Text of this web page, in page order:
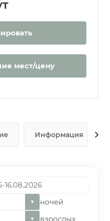
мест/цену
Информация
▼ ночей
▼ взрослых